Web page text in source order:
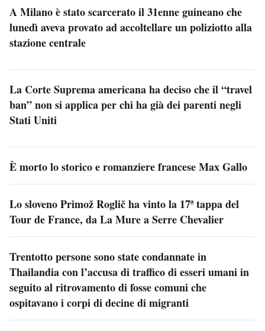
A Milano è stato scarcerato il 31enne guineano che
lunedì aveva provato ad accoltellare un poliziotto alla
stazione centrale
La Corte Suprema americana ha deciso che il “travel
ban” non si applica per chi ha già dei parenti negli
Stati Uniti
È morto lo storico e romanziere francese Max Gallo
Lo sloveno Primož Roglič ha vinto la 17ª tappa del
Tour de France, da La Mure a Serre Chevalier
Trentotto persone sono state condannate in
Thailandia con l’accusa di traffico di esseri umani in
seguito al ritrovamento di fosse comuni che
ospitavano i corpi di decine di migranti